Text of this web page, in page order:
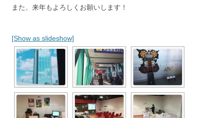
また、来年もよろしくお願いします！
[Show as slideshow]